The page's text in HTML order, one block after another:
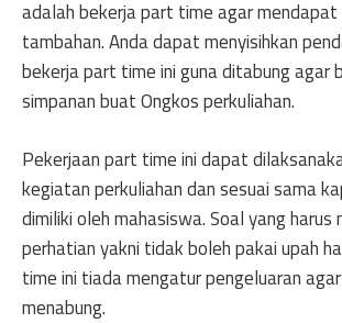
adalah bekerja part time agar
tambahan. Anda dapat menyisihkan
bekerja part time ini guna ditabung agar
simpanan buat Ongkos perkuliahan.
Pekerjaan part time ini dapat
kegiatan perkuliahan dan sesuai sama
dimiliki oleh mahasiswa. Soal yang harus
perhatian yakni tidak boleh pakai upah
time ini tiada mengatur pengeluaran
menabung.